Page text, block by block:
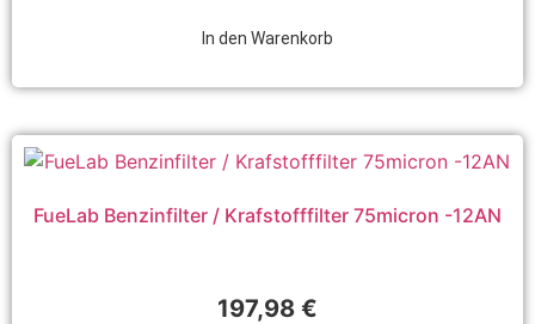
In den Warenkorb
FueLab Benzinfilter / Krafstofffilter 75micron -12AN
197,98 €